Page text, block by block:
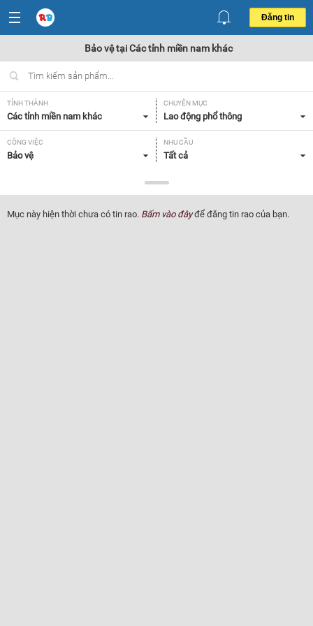
Đăng tin
Bảo vệ tại Các tỉnh miền nam khác
TỈNH THÀNH
Các tỉnh miền nam khác
CHUYÊN MỤC
Lao động phổ thông
CÔNG VIỆC
Bảo vệ
NHU CẦU
Tất cả
Tất cả
Mục này hiện thời chưa có tin rao. Bấm vào đâyđể đăng tin rao của bạn.